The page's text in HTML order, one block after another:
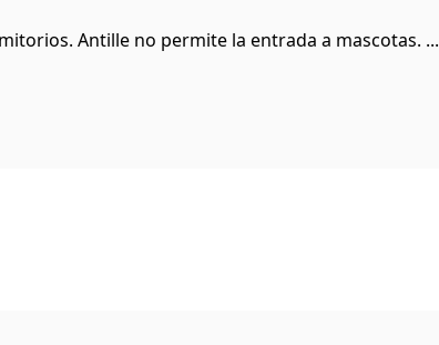
Antille no permite la entrada a mascotas. ...